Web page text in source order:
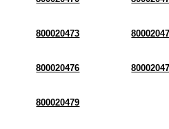
800020473
800020476
800020479